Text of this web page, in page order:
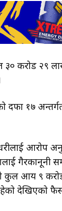
करोड २९
दफा १७
आरोप
गैरकानूनी
कुल आय ९
देखिएको